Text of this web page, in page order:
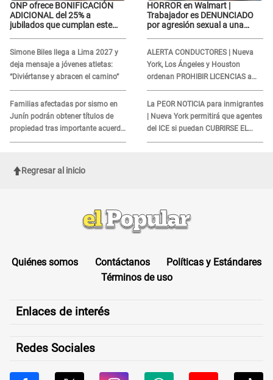
ONP ofrece BONIFICACIÓN
ADICIONAL del 25% a
jubilados que cumplan este
Simone Biles llega a Lima 2027 y
deja mensaje a jóvenes atletas:
“Diviértanse y abracen el camino”
Familias afectadas por sismo en
Junín podrán obtener títulos de
propiedad tras importante acuerdo
de Cofopri
HORROR en Walmart |
Trabajador es DENUNCIADO
por agresión sexual a una
ALERTA CONDUCTORES | Nueva
York, Los Ángeles y Houston
ordenan PROHIBIR LICENCIAS a
quienes no presenten ESTE
DOCUMENTO
La PEOR NOTICIA para inmigrantes
| Nueva York permitirá que agentes
del ICE si puedan CUBRIRSE EL
ROSTRO
Regresar al inicio
Quiénes somos Contáctanos
Políticas y Estándares
Términos de uso
Enlaces de interés
Redes Sociales